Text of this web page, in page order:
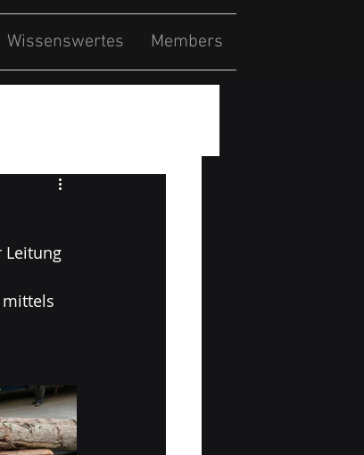
Wissenswertes Members
Leitung
mittels